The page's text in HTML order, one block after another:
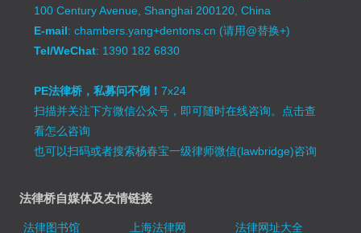
100 Century Avenue, Shanghai 200120, China
E-mail: chambers.yang+dentons.cn (请用@替换+)
Tel/WeChat: 1390 182 6830
PE法律桥，私募问不倒！7x24
扫描并关注下方微信公众号，即可随时在线咨询。 点击查
看怎么咨询
也可以扫码或者搜索杨春宝一级律师微信(lawbridge)咨询
法律桥自媒体及友情链接
法律图书馆 上海法律网 法律网址大全